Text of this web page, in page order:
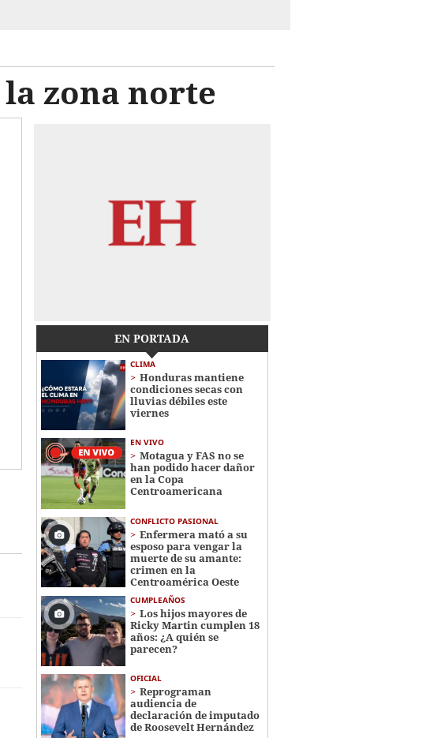
zona norte
EN PORTADA
CLIMA
Honduras mantiene
condiciones secas con
lluvias débiles este
viernes
EN VIVO
Motagua y FAS no se
han podido hacer dañor
en la Copa
Centroamericana
CONFLICTO PASIONAL
Enfermera mató a su
esposo para vengar la
muerte de su amante:
crimen en la
Centroamérica Oeste
CUMPLEAÑOS
Los hijos mayores de
Ricky Martin cumplen 18
años: ¿A quién se
parecen?
OFICIAL
Reprograman
audiencia de
declaración de imputado
de Roosevelt Hernández